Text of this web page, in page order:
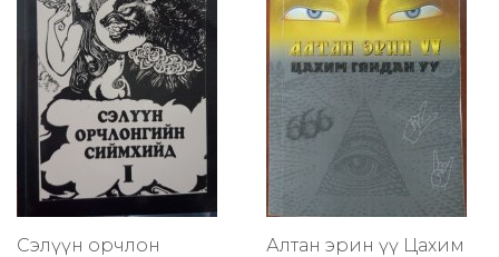
Сэлүүн орчлон
Алтан эрин үү Цахим